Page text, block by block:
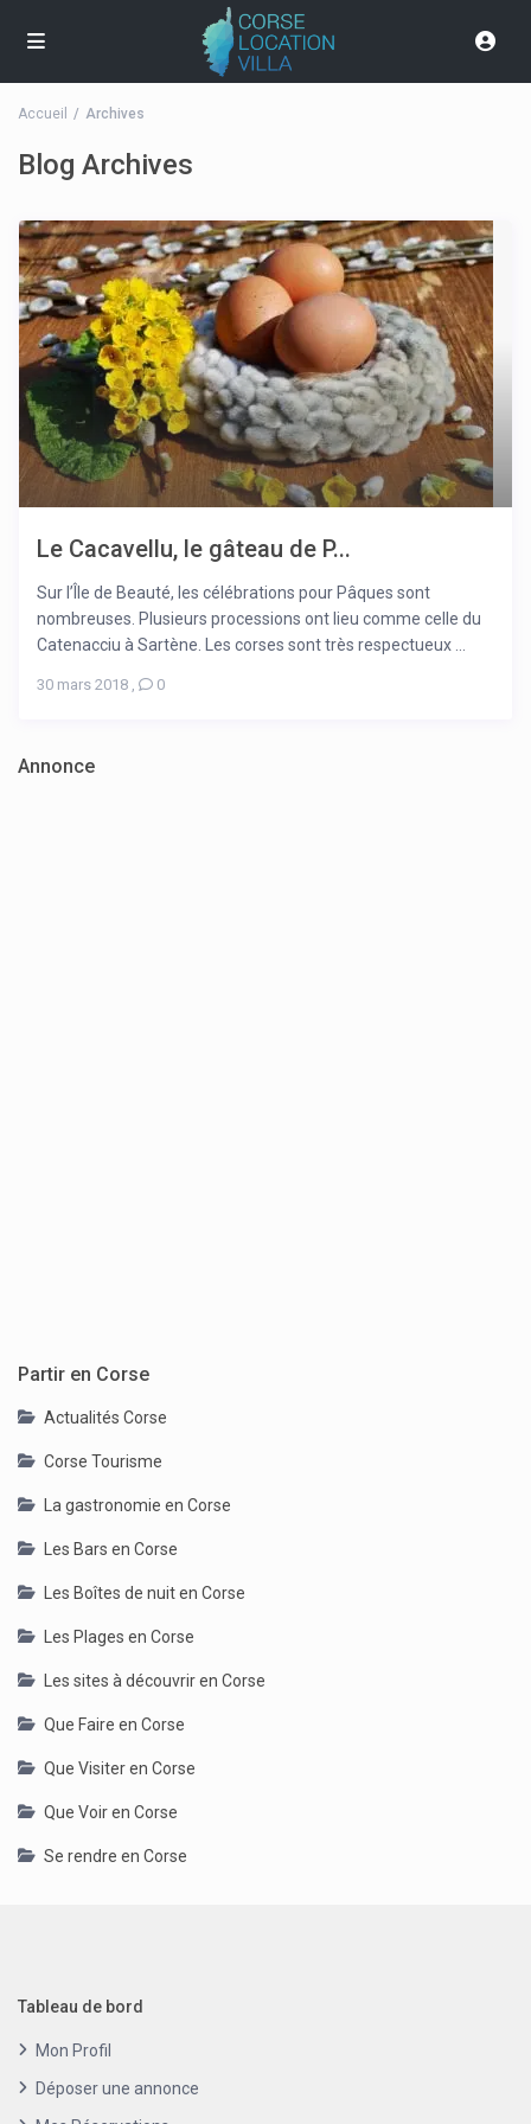
Accueil Archives
Blog Archives
Le Cacavellu, le gâteau de P...
Sur l’Île de Beauté, les célébrations pour Pâques sont
nombreuses. Plusieurs processions ont lieu comme celle du
Catenacciu à Sartène. Les corses sont très respectueux ...
30 mars 2018 , 0
Annonce
Partir en Corse
Actualités Corse
Corse Tourisme
La gastronomie en Corse
Les Bars en Corse
Les Boîtes de nuit en Corse
Les Plages en Corse
Les sites à découvrir en Corse
Que Faire en Corse
Que Visiter en Corse
Que Voir en Corse
Se rendre en Corse
Tableau de bord
Mon Profil
Déposer une annonce